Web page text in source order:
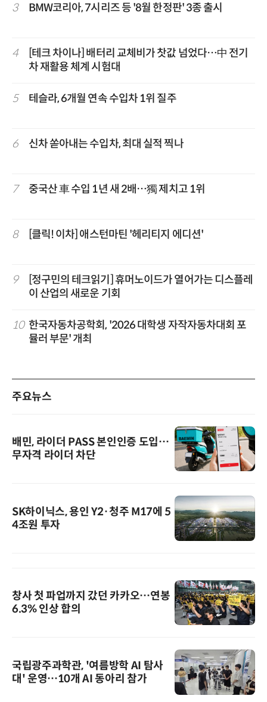
3 BMW코리아, 7시리즈 등 '8월 한정판' 3종 출시
4
[테크 차이나] 배터리 교체비가 찻값 넘었다…中 전기
차 재활용 체계 시험대
5 테슬라, 6개월 연속 수입차 1위 질주
6 신차 쏟아내는 수입차, 최대 실적 찍나
7 중국산 車 수입 1년 새 2배…獨 제치고 1위
8 [클릭! 이차] 애스턴마틴 '헤리티지 에디션'
9
[정구민의 테크읽기] 휴머노이드가 열어가는 디스플레
이 산업의 새로운 기회
10 한국자동차공학회, '2026 대학생 자작자동차대회 포
뮬러 부문' 개최
주요뉴스
배민, 라이더 PASS 본인인증 도입…
무자격 라이더 차단
SK하이닉스, 용인 Y2·청주 M17에 5
4조원 투자
창사 첫 파업까지 갔던 카카오…연봉
6.3% 인상 합의
국립광주과학관, '여름방학 AI 탐사
대' 운영…10개 AI 동아리 참가